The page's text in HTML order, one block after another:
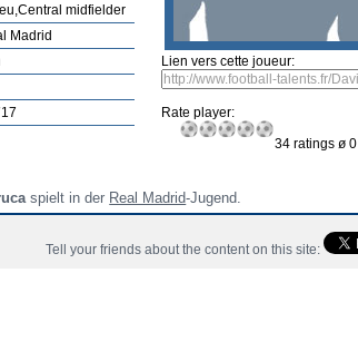
midfielder
Madrid
Lien vers cette joueur:
Rate player:
34 ratings ø 0
spielt in der Real Madrid-Jugend.
Tell your friends about the content on this site: